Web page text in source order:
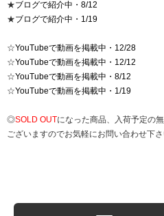
★ブログで紹介中・8/12
★ブログで紹介中・1/19
☆YouTubeで動画を掲載中・12/28
☆YouTubeで動画を掲載中・12/12
☆YouTubeで動画を掲載中・8/12
☆YouTubeで動画を掲載中・1/19
◎SOLD OUTになった商品、入荷予定の
ございますのでお気軽にお問い合わせ下さ